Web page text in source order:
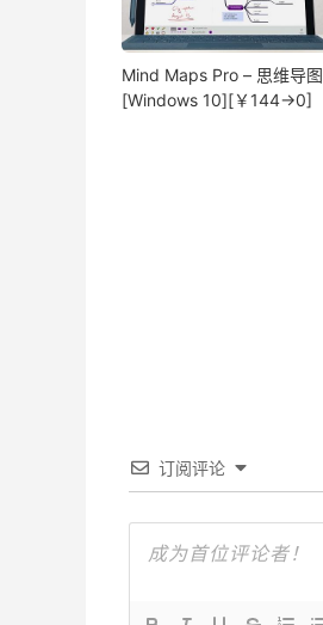
Mind Maps Pro – 思维导图
[Windows 10][￥144→0]
订阅评论